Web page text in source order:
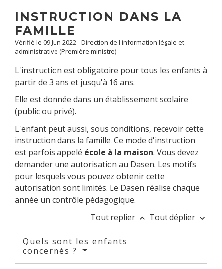
INSTRUCTION DANS LA
FAMILLE
Vérifié le 09 Jun 2022 - Direction de l'information légale et
administrative (Première ministre)
L'instruction est obligatoire pour tous les enfants à
partir de 3 ans et jusqu'à 16 ans.
Elle est donnée dans un établissement scolaire
(public ou privé).
L'enfant peut aussi, sous conditions, recevoir cette
instruction dans la famille. Ce mode d'instruction
est parfois appelé école à la maison. Vous devez
demander une autorisation au Dasen. Les motifs
pour lesquels vous pouvez obtenir cette
autorisation sont limités. Le Dasen réalise chaque
année un contrôle pédagogique.
Tout replier keyboard_arrow_up Tout déplier keyboard_arrow_down
Quels sont les enfants
concernés ?